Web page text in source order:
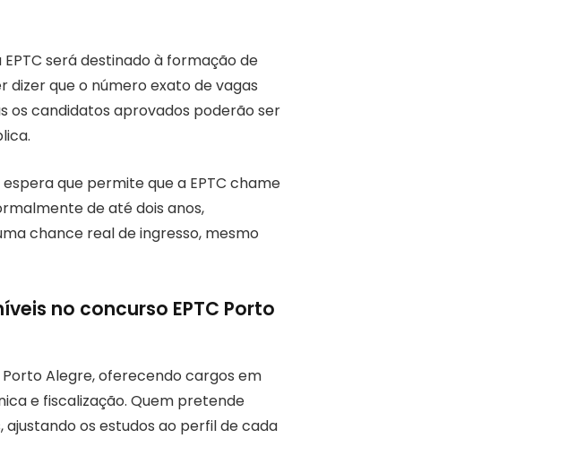
será destinado à formação de
dizer que o número exato de vagas
os candidatos aprovados poderão ser
que permite que a EPTC chame
de até dois anos,
chance real de ingresso, mesmo
no concurso EPTC Porto
Alegre, oferecendo cargos em
e fiscalização. Quem pretende
os estudos ao perfil de cada